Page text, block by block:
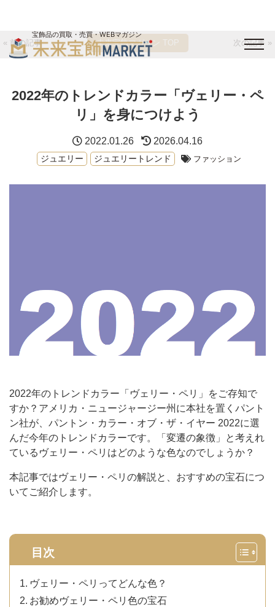
宝飾品の買取・売買・WEBマガジン
未来宝飾マガジン
運営会社
お問い合わせ
サイトマップ
« 前の記事 未来宝飾マガジン TOP 次の記事 »
2022年のトレンドカラー「ヴェリー・ペ
リ」を身につけよう
2022.01.26 2026.04.16
ジュエリー ジュエリートレンド ファッション
2022年のトレンドカラー「ヴェリー・ペリ」をご存知で
すか？アメリカ・ニュージャージー州に本社を置くパント
ン社が、パントン・カラー・オブ・ザ・イヤー 2022に選
んだ今年のトレンドカラーです。「変遷の象徴」と考えれ
ているヴェリー・ペリはどのような色なのでしょうか？
本記事ではヴェリー・ペリの解説と、おすすめの宝石につ
いてご紹介します。
目次
ヴェリー・ペリってどんな色？
お勧めヴェリー・ペリ色の宝石